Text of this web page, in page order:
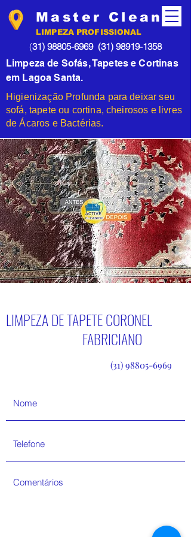
Master Clean
(31) 98805-6969 (31) 98919-1358
LIMPEZA PROFISSIONAL
Limpeza de Sofás, Tapetes e Cortinas
em Lagoa Santa.
Higienização Profunda para deixar seu
sofá, tapete ou cortina, cheirosos e livres
de Ácaros e Bactérias.
LIMPEZA DE TAPETE CORONEL
FABRICIANO
(31) 98805-6969